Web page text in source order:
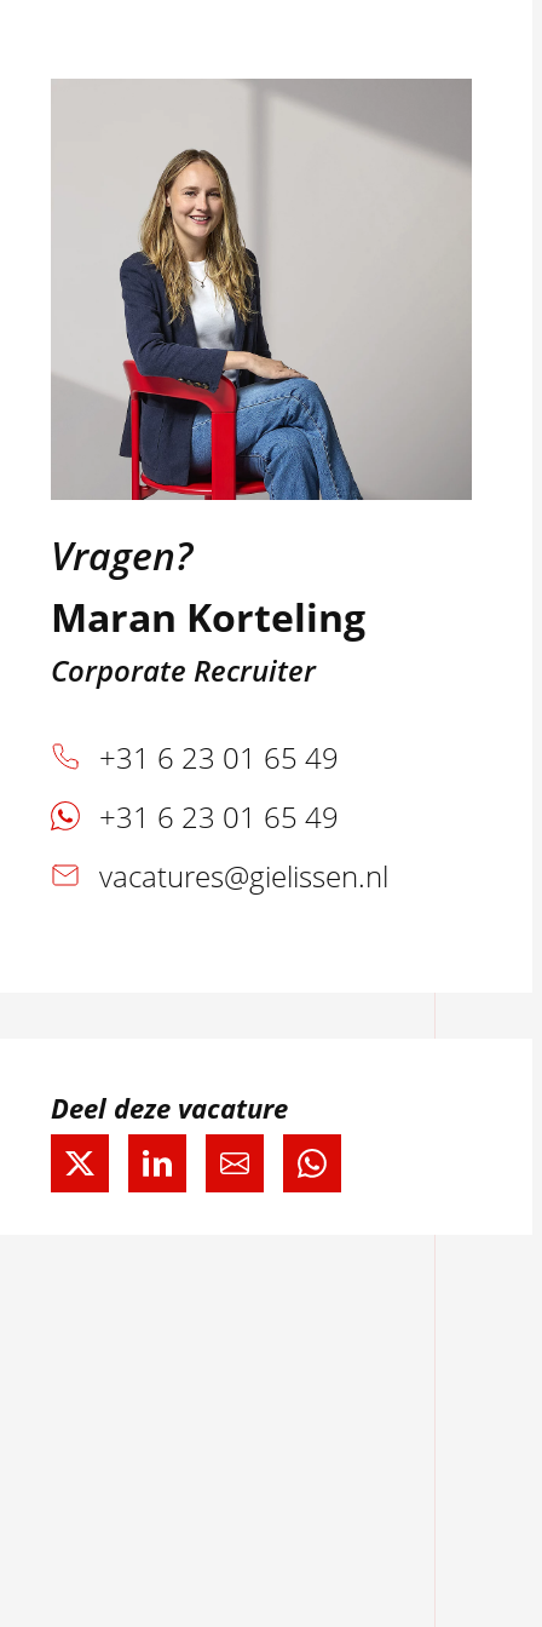
Vragen?
Maran Korteling
Corporate Recruiter
+31 6 23 01 65 49
+31 6 23 01 65 49
vacatures@gielissen.nl
Deel deze vacature